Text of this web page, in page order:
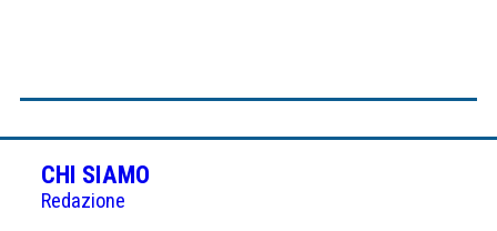
CHI SIAMO
Redazione